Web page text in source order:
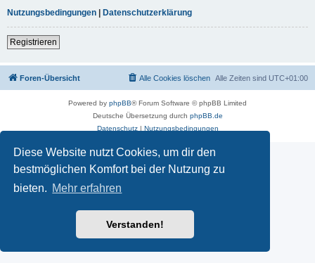
Diese Website nutzt Cookies, um dir den
bestmöglichen Komfort bei der Nutzung zu
bieten. Mehr erfahren
Verstanden!
Nutzungsbedingungen | Datenschutzerklärung
Registrieren
Foren-Übersicht Alle Zeiten sind UTC+01:00
Alle Cookies löschen
Powered by phpBB® Forum Software © phpBB Limited
Deutsche Übersetzung durch phpBB.de
Datenschutz| Nutzungsbedingungen